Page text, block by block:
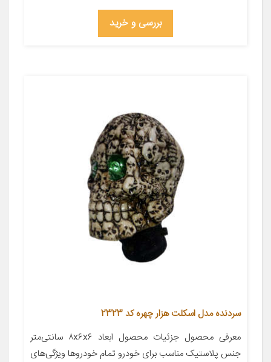
بررسی و خرید
سردنده مدل اسکلت هزار چهره کد 2323
معرفی محصول جزئیات محصول ابعاد ۸x۶x۶ سانتی‌متر
جنس پلاستیک مناسب برای خودرو تمام خودروها ویژگی‌های